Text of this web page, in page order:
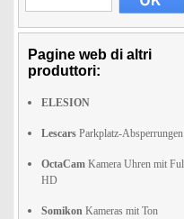
Pagine web di altri
produttori:
ELESION
Lescars Parkplatz-Absperrungen
OctaCam Kamera Uhren mit
HD
Somikon Kameras mit Ton